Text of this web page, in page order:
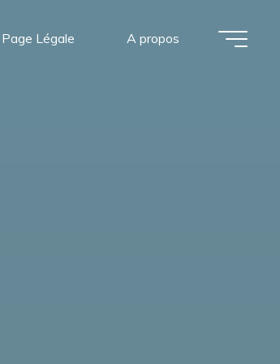
Page Légale A propos